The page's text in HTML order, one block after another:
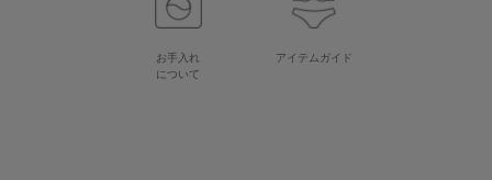
お手入れ
について
アイテムガイド